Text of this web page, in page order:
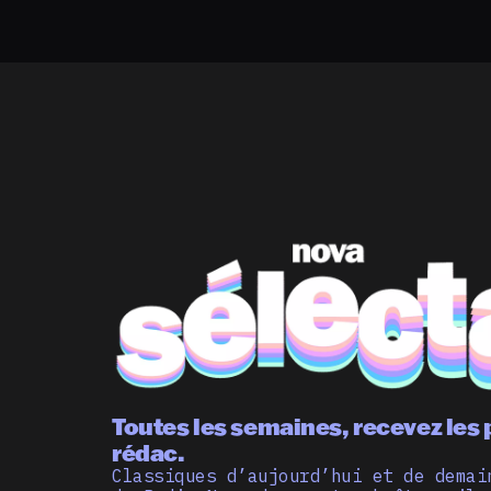
Toutes les semaines, recevez
rédac.
Classiques d’aujourd’hui et de